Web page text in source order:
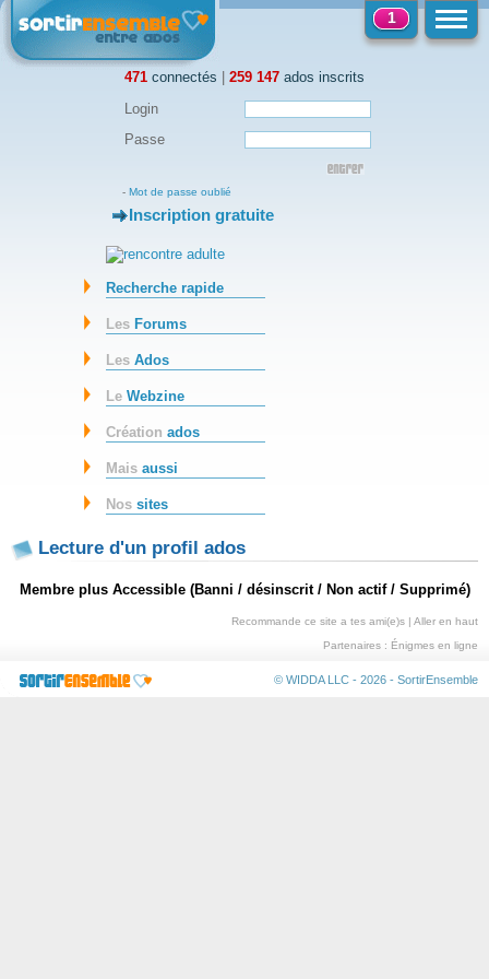
471 connectés | 259 147 ados inscrits
1
Login
Passe
- Mot de passe oublié
-Inscription gratuite
Recherche rapide
Les Forums
LesAdos
LeWebzine
Créationados
Maisaussi
Nossites
Lecture d'un profil ados
Membre plus Accessible (Banni / désinscrit / Non actif / Supprimé)
Recommande ce site a tes ami(e)s
Aller en haut
Partenaires : Énigmes en ligne
© WIDDA LLC - 2026 - SortirEnsemble